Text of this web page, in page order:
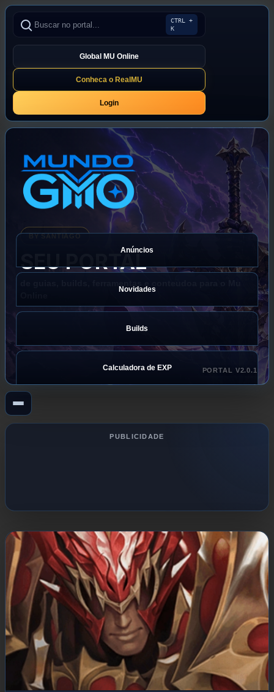
CTRL +
K
Global MU Online
Conheca o RealMU
Login
SEU PORTAL
PORTAL V2.0.1
Anúncios
Novidades
Builds
Calculadora de EXP
PUBLICIDADE